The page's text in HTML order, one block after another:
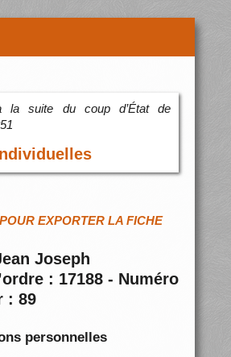
la suite du coup d’État de
EXPORTER LA FICHE
Joseph
: 17188 - Numéro
: 89
personnelles